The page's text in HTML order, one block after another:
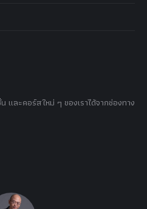
และคอร์สใหม่ ๆ ของเราได้จากช่องทาง